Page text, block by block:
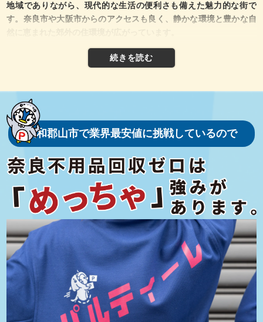
地域でありながら、現代的な生活の便利さも備えた魅力的な街で
す。奈良市や大阪市からのアクセスも良く、静かな環境と豊かな自
大和郡山市は、奈良県の北西部に位置し、人口約8万人の中規模都
す。現在は「郡山城址公園」として整備され、春には桜の名所とし
て多くの観光客が訪れます。桜と城跡が織りなす風景は非常に美し
く、カメラを片手に散策する人々の姿が印象的です。
また、大和郡山市は「金魚のまち」としても知られています。その
歴史は江戸時代にさかのぼり、約300年前から続く伝統産業です。
現在でも市内には多くの金魚養殖場があり、金魚すくいの体験や金
魚の展示施設も充実しています。毎年夏に開催される「全国金魚す
くい選手権大会」では、全国から多くの参加者が集い、独特の賑わ
いを見せます。金魚をテーマにしたイベントや観光資源も多く、街
全体で金魚文化を楽しむことができます。
さらに、大和郡山市は奈良県内でも工業が盛んなエリアです。特に
金属加工業や電子機器関連の製造業が集積しており、地域経済の重
要な柱となっています。産業団地も整備され、企業誘致や地域経済
の活性化に貢献しています。これにより、大和郡山市は伝統と現代
が融合する独自の魅力を持つ街として発展を続けています。
大和郡山市で業界最安値に挑戦しているので